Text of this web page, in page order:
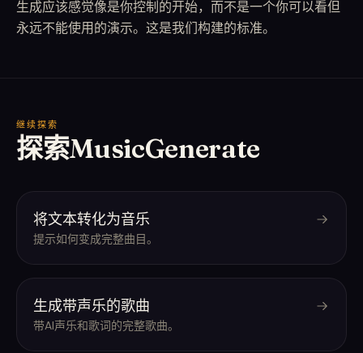
生成应该感觉像是你控制的开始，而不是一个你可以看但
永远不能使用的演示。这是我们构建的标准。
继续探索
探索MusicGenerate
将文本转化为音乐
提示如何变成完整曲目。
生成带声乐的歌曲
带AI声乐和歌词的完整歌曲。